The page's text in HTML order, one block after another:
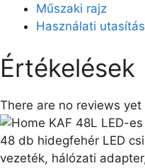
Műszaki rajz
Használati utasítás
Értékelések
There are no reviews yet